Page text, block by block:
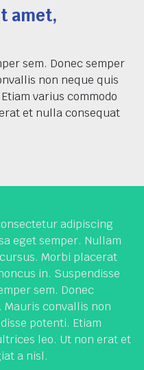
amet,
sem. Donec semper
non neque quis
varius commodo
et nulla consequat
adipiscing
eget semper. Nullam
Morbi placerat
in. Suspendisse
sem. Donec
Mauris convallis non
potenti. Etiam
leo. Ut non erat et
a nisl.